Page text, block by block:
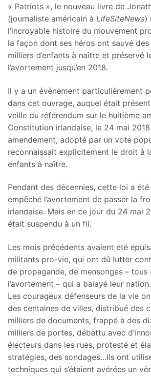
« Patriots », le nouveau livre de
(journaliste américain à LifeSiteNews)
l’incroyable histoire du mouvement
la façon dont ses héros ont sauvé
milliers d’enfants à naître et préservé
l’avortement jusqu’en 2018.
Il y a un évènement particulièrement
dans cet ouvrage, auquel était présent
veille du référendum sur le huitième
Constitution irlandaise, le 24 mai
amendement, adopté par un vote
reconnaissait explicitement le droit à
enfants à naître.
Pendant des décennies, cette loi a
empêché l’avortement de passer la
irlandaise. Mais en ce jour du 24 mai
était suspendu à un fil.
Les mois précédents avaient été
militants pro-vie, qui ont dû lutter
de propagande, de mensonges – tous
l’avortement – qui a balayé leur nation.
Les courageux défenseurs de la vie
des centaines de villes, distribué des
milliers de documents, frappé à des
milliers de portes, débattu avec
électeurs dans les rues, protesté et
stratégies, des sondages…Ils ont
techniques qui s’étaient avérées un